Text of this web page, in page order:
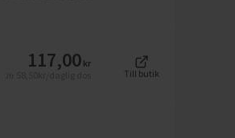
117,00 kr
Till butik